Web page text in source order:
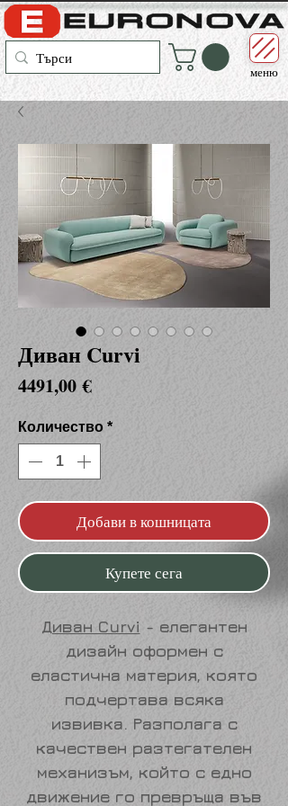
меню
Диван Curvi
4491,00 €Цена
Количество *
Добави в кошницата
Купете сега
Диван Curvi - елегантен
дизайн оформен с
еластична материя, която
подчертава всяка
извивка. Разполага с
качествен разтегателен
механизъм, който с едно
движение го превръща във